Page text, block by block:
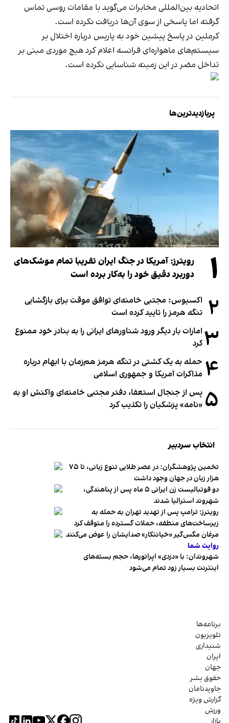
اتحادیه بین‌المللی مخابرات می‌گوید با مقامات روسی تماس
گرفته اما پاسخی از سوی آن‌ها دریافت نکرده است.
کرملین در پاسخ پیشین خود به پاریس درباره اختلال بر
سیستم‌های ماهواره‌ای فرانسه اعلام کرد هیچ موردی مبنی بر
تداخل مضر در این زمینه شناسایی نکرده است.
پربازدیدترین‌ها
۱
رویترز: آمریکا در جنگ ایران تقریبا تمام موشک‌های
دوربرد دقیق خود را به‌کار برده است
۲ اکسیوس: مجتبی خامنه‌ای توافق موقت برای بازگشایی
تنگه هرمز را تایید کرده است
۳ امارات بار دیگر ورود شناورهای ایرانی را به بنادر خود ممنوع
کرد
۴ حمله به یک کشتی در تنگه هرمز هم‌زمان با ابهام درباره
مذاکرات آمریکا و جمهوری اسلامی
۵ پس از جنجال استعفا، دفتر مجتبی خامنه‌ای واکنش او به
«نامه» پزشکیان را تکذیب کرد
انتخاب سردبیر
تخمین پژوهشگران: در عصر طلایی تنوع زبانی، تا ۷۵
هزار زبان در جهان وجود داشت
دو فوتبالیست زن ایرانی ۵ ماه پس از پناهندگی،
شهروند استرالیا شدند
رویترز: ترامپ پس از تهدید تهران به حمله به
زیرساخت‌های منطقه، حملات گسترده را متوقف کرد
مرغان مگس‌گیر «خیانتکار» صدایشان را عوض می‌کنند
روایت شما
شهروندان:‌ با «دزدی» اپراتورها، حجم بسته‌های
اینترنت بسیار زود تمام می‌شود
برنامه‌ها
تلویزیون
شنیداری
ایران
جهان
حقوق بشر
جاویدنامان
گزارش ویژه
ورزش